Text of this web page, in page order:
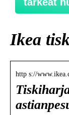
Ikea
http s://